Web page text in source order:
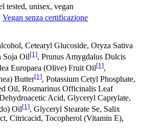
tested, unisex, vegan
Vegan senza certificazione
Cetearyl Glucoside, Oryza Sativa
Soja Oil[1], Prunus Amygdalus Dulcis
Europaea (Olive) Fruit Oil[1],
Butter[1], Potassium Cetyl Phosphate,
Oil, Rosmarinus Officinalis Leaf
Acid, Glyceryl Caprylate,
Oil[1], Glyceryl Stearate Se, Salix
Citricacid, Tocopherol (Vitamin E),